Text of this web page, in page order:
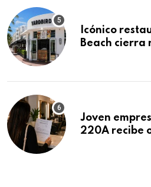
Icónico
Beach cierra
Joven
220A recibe